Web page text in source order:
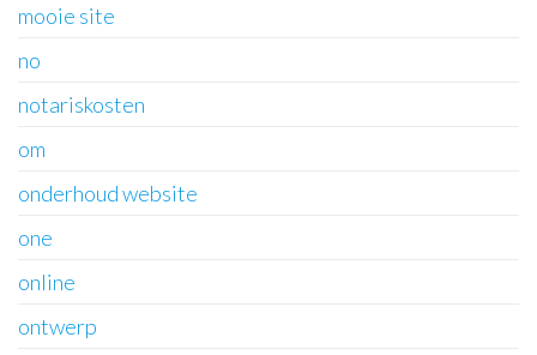
mooie site
no
notariskosten
om
onderhoud website
one
online
ontwerp